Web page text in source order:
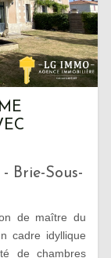
Brie-Sous-
de maître du
cadre idyllique
de chambres